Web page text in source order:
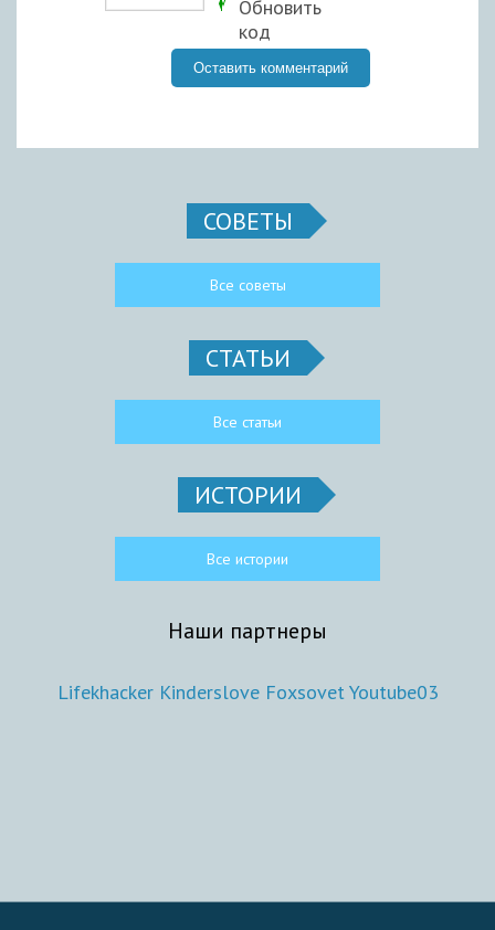
СОВЕТЫ
Все советы
СТАТЬИ
Все статьи
ИСТОРИИ
Все истории
Наши партнеры
Lifekhacker Kinderslove FoxsovetYoutube03